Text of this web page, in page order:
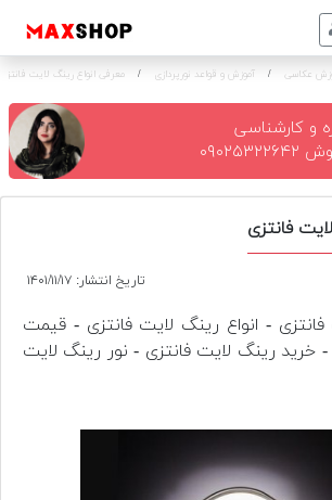
عکاسی / آموزش و قواعد نورپردازی / معرفی انواع رینگ لایت فانتزی
و کارشناسی
فانتزی
تاریخ انتشار: ۱۴۰۱/۱۱/۱۷
- انواع رینگ لایت فانتزی - قیمت
خرید رینگ لایت فانتزی - نور رینگ لایت